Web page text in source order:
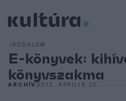
IRODALOM
E-könyvek:
könyvszakma
ARCHÍV2012. ÁPRILIS 20.